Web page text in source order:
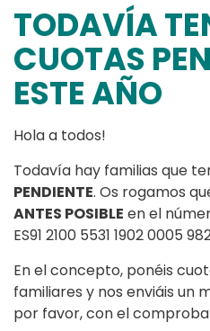
TODAVÍA
CUOTAS
ESTE AÑO
Hola a todos!
Todavía hay familias que
PENDIENTE. Os rogamos
ANTES POSIBLE en el
ES91 2100 5531 1902 0005
En el concepto, ponéis
familiares y nos enviáis un
por favor, con el